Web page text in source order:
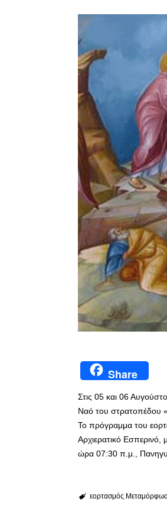
Share
Στις 05 και 06
Ναό του
Το πρόγραμμα του
Αρχιερατικό Εσπερινό,
ώρα 07:30 π.μ.,
εορτασμός